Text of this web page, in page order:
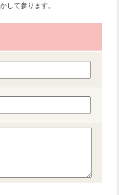
して参ります。